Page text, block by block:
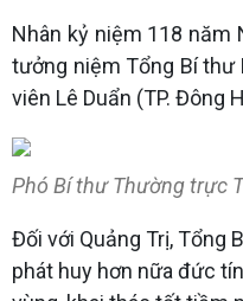
Nhân kỷ niệm 118 năm
tưởng niệm Tổng Bí thư
viên Lê Duẩn (TP. Đông
Phó Bí thư Thường trực
Đối với Quảng Trị, Tổng
phát huy hơn nữa đức